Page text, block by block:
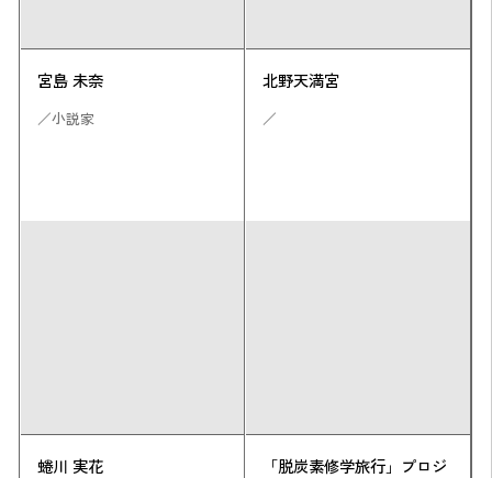
アクションリスト
宮島 未奈
／小説家
北野天満宮
／
蜷川 実花
「脱炭素修学旅行」プロジ